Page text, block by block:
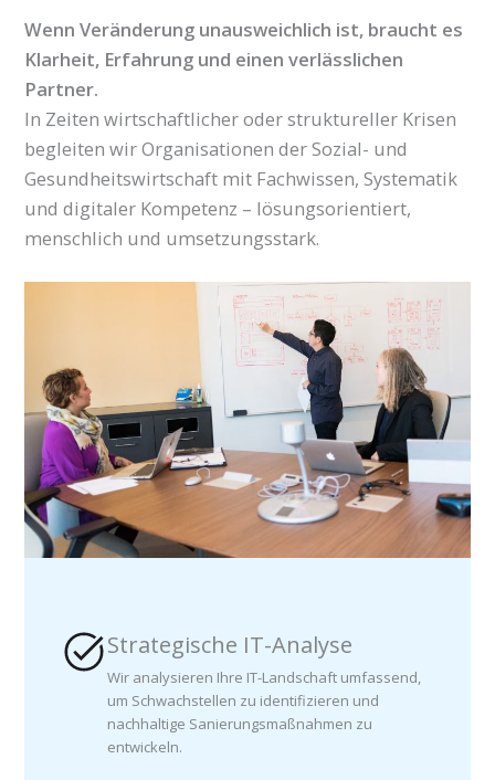
Wenn Veränderung unausweichlich ist, braucht es
Klarheit, Erfahrung und einen verlässlichen
Partner.
In Zeiten wirtschaftlicher oder struktureller Krisen
begleiten wir Organisationen der Sozial- und
Gesundheitswirtschaft mit Fachwissen, Systematik
und digitaler Kompetenz – lösungsorientiert,
menschlich und umsetzungsstark.
Strategische IT-Analyse
Wir analysieren Ihre IT-Landschaft umfassend,
um Schwachstellen zu identifizieren und
nachhaltige Sanierungsmaßnahmen zu
entwickeln.